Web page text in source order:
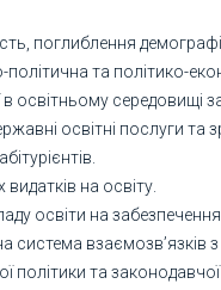
поглиблення
та політико-
освітньому середовищі
освітні послуги
на освіту.
освіти на
система взаємозв’язків
політики та